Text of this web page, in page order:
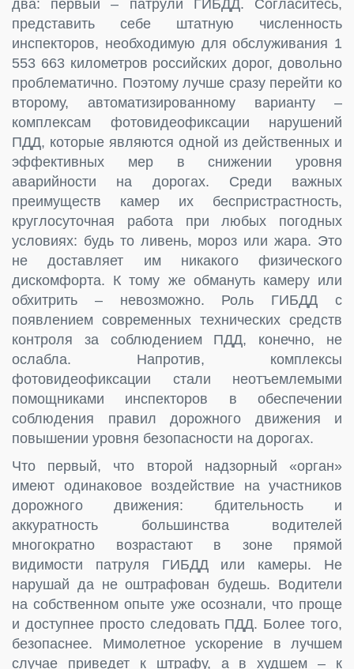
два: первый – патрули ГИБДД. Согласитесь,
представить себе штатную численность
инспекторов, необходимую для обслуживания 1
553 663 километров российских дорог, довольно
проблематично. Поэтому лучше сразу перейти ко
второму, автоматизированному варианту –
комплексам фотовидеофиксации нарушений
ПДД, которые являются одной из действенных и
эффективных мер в снижении уровня
аварийности на дорогах. Среди важных
преимуществ камер их беспристрастность,
круглосуточная работа при любых погодных
условиях: будь то ливень, мороз или жара. Это
не доставляет им никакого физического
дискомфорта. К тому же обмануть камеру или
обхитрить – невозможно. Роль ГИБДД с
появлением современных технических средств
контроля за соблюдением ПДД, конечно, не
ослабла. Напротив, комплексы
фотовидеофиксации стали неотъемлемыми
помощниками инспекторов в обеспечении
соблюдения правил дорожного движения и
повышении уровня безопасности на дорогах.
Что первый, что второй надзорный «орган»
имеют одинаковое воздействие на участников
дорожного движения: бдительность и
аккуратность большинства водителей
многократно возрастают в зоне прямой
видимости патруля ГИБДД или камеры. Не
нарушай да не оштрафован будешь. Водители
на собственном опыте уже осознали, что проще
и доступнее просто следовать ПДД. Более того,
безопаснее. Мимолетное ускорение в лучшем
случае приведет к штрафу, а в худшем – к